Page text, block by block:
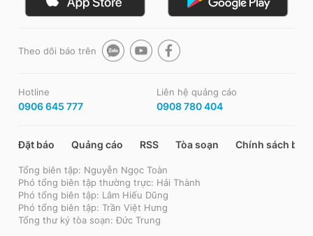
Theo dõi báo trên
Hotline
0906 645 777
Liên hệ quảng cáo
0908 780 404
Đặt báo Quảng cáo RSS Tòa soạn Chính sách bảo
Tổng biên tập: Nguyễn Ngọc Toàn
Phó tổng biên tập thường trực: Hải Thành
Phó tổng biên tập: Lâm Hiếu Dũng
Phó tổng biên tập: Trần Việt Hưng
Tổng thư ký tòa soạn: Đức Trung